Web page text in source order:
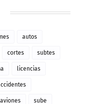
autos
cortes subtes
licencias
aviones sube